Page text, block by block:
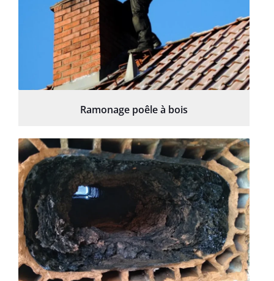
Ramonage poêle à bois